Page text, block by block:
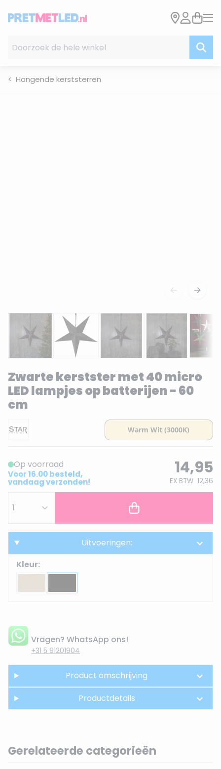
Hangende kerststerren
Zwarte kerstster met 40 micro
LED lampjes op batterijen - 60
cm
Op voorraad
Voor 16.00 besteld,
vandaag verzonden!
14,95
EX BTW 12,36
Uitvoeringen:
Kleur:
Vragen? WhatsApp ons!
+31 5 91201904
Product omschrijving
Productdetails
Gerelateerde categorieën